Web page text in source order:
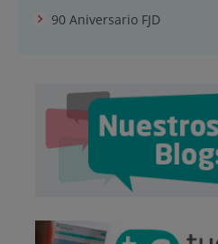
90 Aniversario FJD